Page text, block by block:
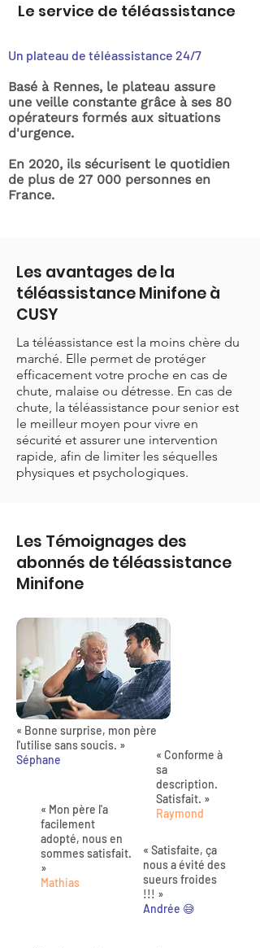
Le service de téléassistance
Un plateau de téléassistance 24/7
Basé à Rennes, le plateau assure
une veille constante grâce à ses 80
opérateurs formés aux situations
d'urgence.
En 2020, ils sécurisent le quotidien
de plus de 27 000 personnes en
France.
Les avantages de la
téléassistance Minifone à
CUSY
La téléassistance est la moins chère du
marché. Elle permet de protéger
efficacement votre proche en cas de
chute, malaise ou détresse. En cas de
chute, la téléassistance pour senior est
le meilleur moyen pour vivre en
sécurité et assurer une intervention
rapide, afin de limiter les séquelles
physiques et psychologiques.
Les Témoignages des
abonnés de téléassistance
Minifone
« Bonne surprise, mon père
l'utilise sans soucis. »
Séphane
« Mon père l'a
facilement
adopté, nous en
sommes satisfait.
»
Mathias
« Conforme à
sa
description.
Satisfait. »
Raymond
« Satisfaite, ça
nous a évité des
sueurs froides
!!! »
Andrée 😅